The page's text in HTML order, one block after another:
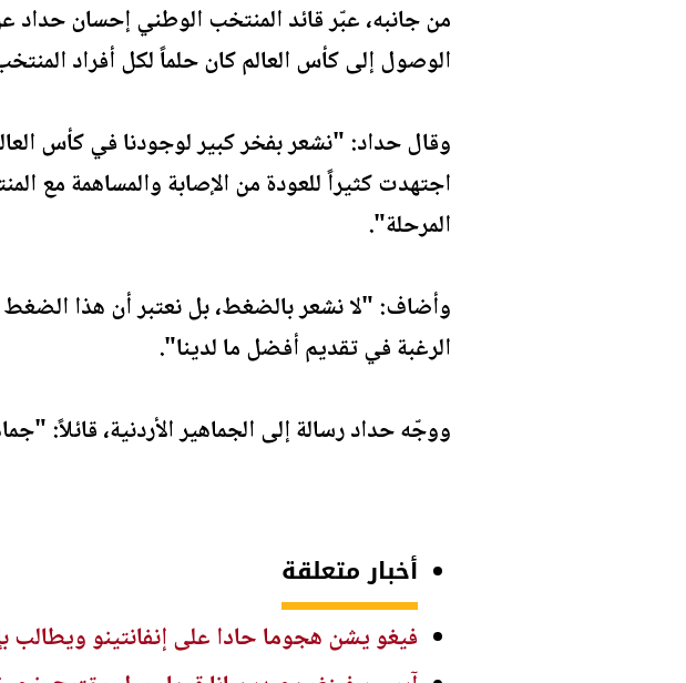
من جانبه، عبّر قائد المنتخب الوطني إحسان حداد
الوصول إلى كأس العالم كان حلماً لكل أفراد
وقال حداد: "نشعر بفخر كبير لوجودنا في كأس
اجتهدت كثيراً للعودة من الإصابة والمساهمة مع
المرحلة".
وأضاف: "لا نشعر بالضغط، بل نعتبر أن هذا الضغط
الرغبة في تقديم أفضل ما لدينا".
ووجّه حداد رسالة إلى الجماهير الأردنية، قائلاً:
أخبار متعلقة
فيغو يشن هجوما حادا على إنفانتينو ويطالب